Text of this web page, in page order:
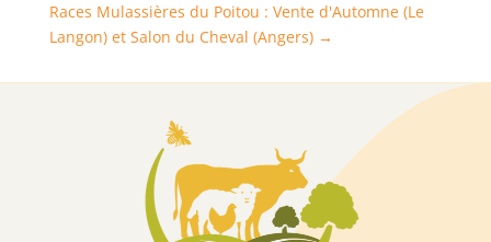
Races Mulassières du Poitou : Vente d'Automne (Le
Langon) et Salon du Cheval (Angers)→